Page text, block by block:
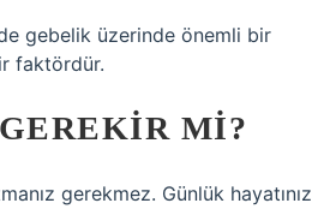
gebelik üzerinde önemli bir
faktördür.
MI?
gerekmez. Günlük hayatınız